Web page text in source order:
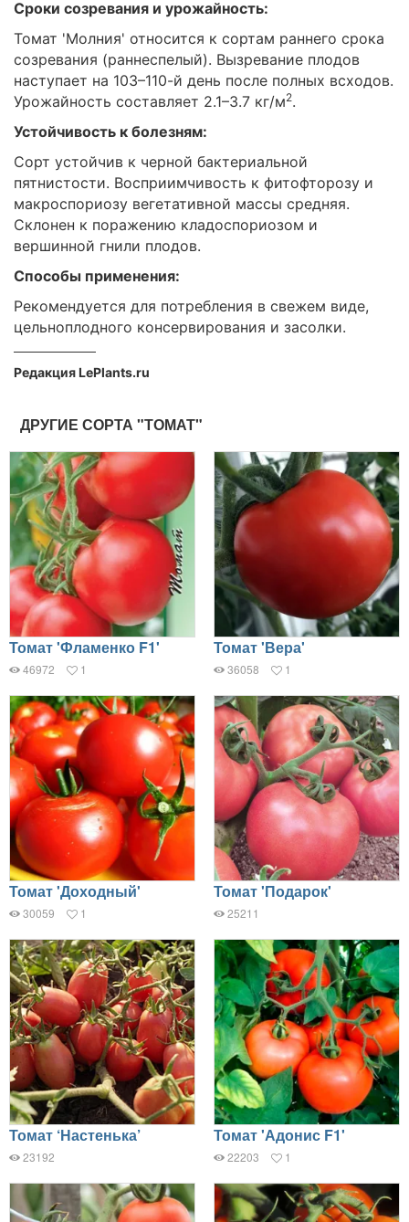
Сроки созревания и урожайность:
Томат 'Молния' относится к сортам раннего срока
созревания (раннеспелый). Вызревание плодов
наступает на 103–110-й день после полных всходов.
Урожайность составляет 2.1–3.7 кг/м2.
Устойчивость к болезням:
Сорт устойчив к черной бактериальной
пятнистости. Восприимчивость к фитофторозу и
макроспориозу вегетативной массы средняя.
Склонен к поражению кладоспориозом и
вершинной гнили плодов.
Способы применения:
Рекомендуется для потребления в свежем виде,
цельноплодного консервирования и засолки.
Редакция LePlants.ru
ДРУГИЕ СОРТА "ТОМАТ"
Томат 'Фламенко F1'
46972 1
Томат 'Вера'
36058 1
Томат 'Доходный'
30059 1
Томат 'Подарок'
25211
Томат ‘Настенька’
23192
Томат 'Адонис F1'
22203 1